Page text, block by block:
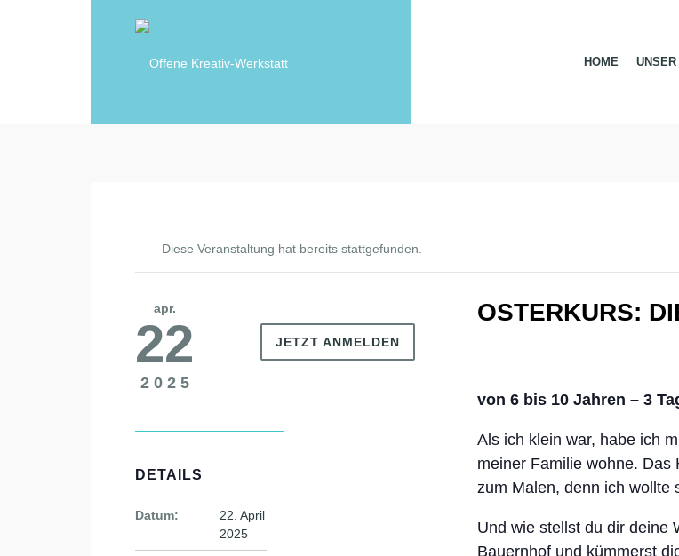
HOME UNSER
Diese Veranstaltung hat bereits stattgefunden.
OSTERKURS:
von 6 bis 10 Jahren – 3
Als ich klein war, habe ich
meiner Familie wohne.
zum Malen, denn ich wollte
Und wie stellst du dir deine
Bauernhof und kümmerst
apr.
22
2025
JETZT ANMELDEN
DETAILS
Datum:
22. April
2025